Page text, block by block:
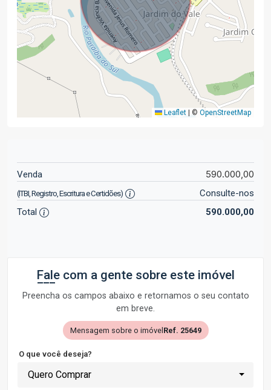
Leaflet © OpenStreetMap
Venda 590.000,00
(ITBI, Registro, Escritura e Certidões)
Consulte-nos
Total
590.000,00
Fale com a gente sobre este imóvel
Preencha os campos abaixo e retornamos o seu contato
em breve.
Mensagem sobre o imóvel Ref. 25649
O que você deseja?
Quero Comprar